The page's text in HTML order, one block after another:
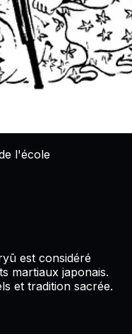
l'école
est considéré
martiaux japonais.
et tradition sacrée.